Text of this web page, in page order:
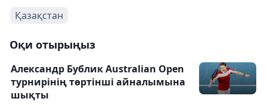
Қазақстан
Оқи отырыңыз
Александр Бублик Australian Open
турнирінің төртінші айналымына
шықты